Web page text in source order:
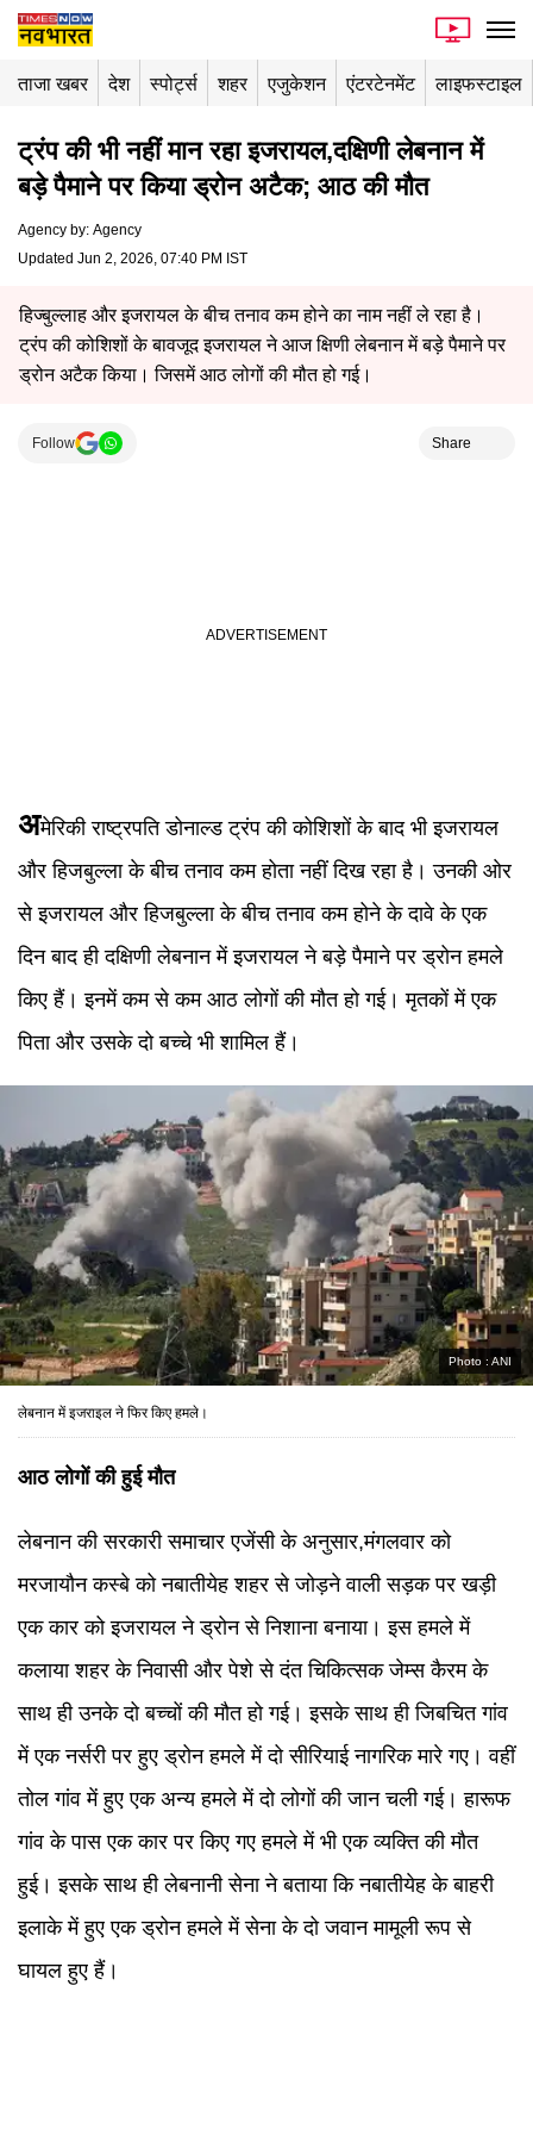
ताजा खबर देश स्पोर्ट्स शहर एजुकेशन एंटरटेनमेंट लाइफस्टाइल
ट्रंप की भी नहीं मान रहा इजरायल,दक्षिणी लेबनान में
बड़े पैमाने पर किया ड्रोन अटैक; आठ की मौत
Agency by: Agency
Updated Jun 2, 2026, 07:40 PM IST
हिज्बुल्लाह और इजरायल के बीच तनाव कम होने का नाम नहीं ले रहा है।
ट्रंप की कोशिशों के बावजूद इजरायल ने आज क्षिणी लेबनान में बड़े पैमाने पर
ड्रोन अटैक किया। जिसमें आठ लोगों की मौत हो गई।
Follow Share
अमेरिकी राष्ट्रपति डोनाल्ड ट्रंप की कोशिशों के बाद भी इजरायल
और हिजबुल्ला के बीच तनाव कम होता नहीं दिख रहा है। उनकी ओर
से इजरायल और हिजबुल्ला के बीच तनाव कम होने के दावे के एक
दिन बाद ही दक्षिणी लेबनान में इजरायल ने बड़े पैमाने पर ड्रोन हमले
किए हैं। इनमें कम से कम आठ लोगों की मौत हो गई। मृतकों में एक
पिता और उसके दो बच्चे भी शामिल हैं।
Photo : ANI
लेबनान में इजराइल ने फिर किए हमले।
आठ लोगों की हुई मौत
लेबनान की सरकारी समाचार एजेंसी के अनुसार,मंगलवार को
मरजायौन कस्बे को नबातीयेह शहर से जोड़ने वाली सड़क पर खड़ी
एक कार को इजरायल ने ड्रोन से निशाना बनाया। इस हमले में
कलाया शहर के निवासी और पेशे से दंत चिकित्सक जेम्स कैरम के
साथ ही उनके दो बच्चों की मौत हो गई। इसके साथ ही जिबचित गांव
में एक नर्सरी पर हुए ड्रोन हमले में दो सीरियाई नागरिक मारे गए। वहीं
तोल गांव में हुए एक अन्य हमले में दो लोगों की जान चली गई। हारूफ
गांव के पास एक कार पर किए गए हमले में भी एक व्यक्ति की मौत
हुई। इसके साथ ही लेबनानी सेना ने बताया कि नबातीयेह के बाहरी
इलाके में हुए एक ड्रोन हमले में सेना के दो जवान मामूली रूप से
घायल हुए हैं।